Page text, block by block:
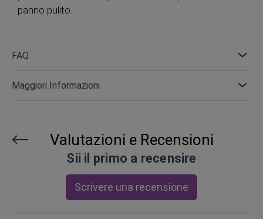
panno pulito.
FAQ
Maggiori Informazioni
Valutazioni e Recensioni
Sii il primo a recensire
Scrivere una recensione